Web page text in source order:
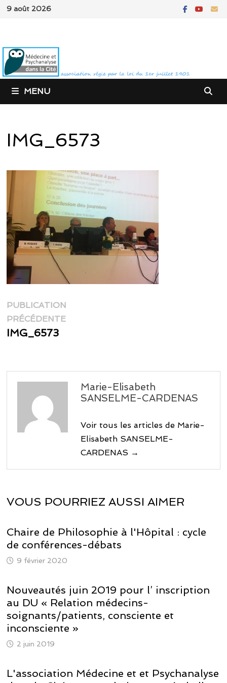
Passer
9 août 2026
MENU
IMG_6573
Navigation
de
l’article
PUBLICATION
PRÉCÉDENTEPublication
IMG_6573
Marie-Elisabeth
SANSELME-CARDENAS
Voir tous les articles de Marie-
Elisabeth SANSELME-
CARDENAS →
VOUS POURRIEZ AUSSI AIMER
Chaire de Philosophie à l'Hôpital : cycle
de conférences-débats
9 février 2020
Nouveautés juin 2019 pour l’ inscription
au DU « Relation médecins-
soignants/patients, consciente et
inconsciente »
2 juin 2019
L'association Médecine et et Psychanalyse